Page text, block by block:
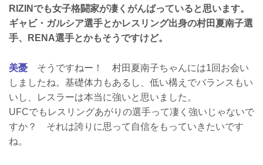
RIZINでも女子格闘家が凄くがんばっていると思います。
ギャビ・ガルシア選手とかレスリング出身の村田夏南子選
手、RENA選手とかもそうですけど。
美憂 そうですねー！ 村田夏南子ちゃんには1回お会い
しましたね。基礎体力もあるし、低い構えでバランスもい
いし、レスラーは本当に強いと思いました。
UFCでもレスリングあがりの選手って凄く強いじゃないで
すか？ それは誇りに思って自信をもっていきたいです
ね。